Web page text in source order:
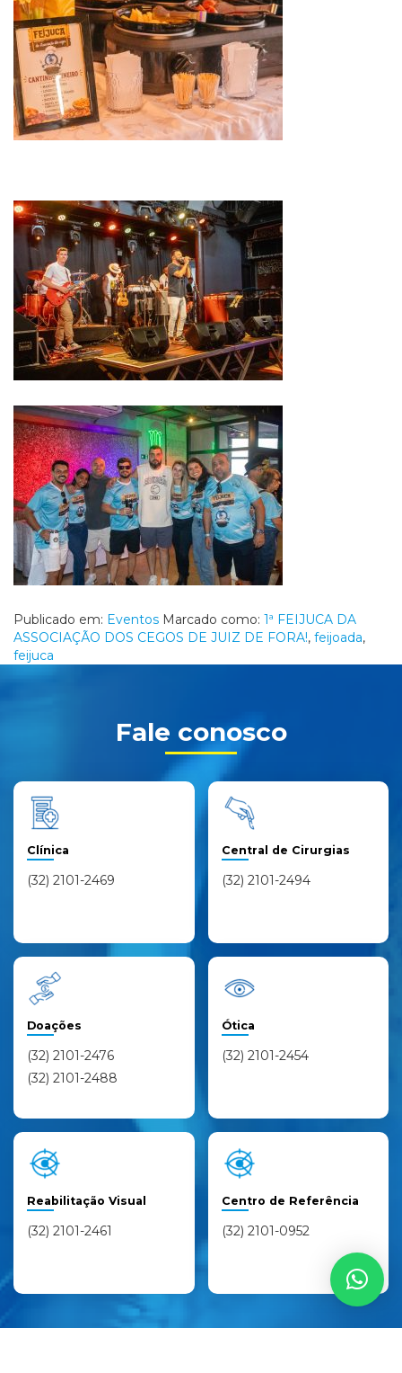
Publicado em: Eventos Marcado como: 1ª FEIJUCA DA
ASSOCIAÇÃO DOS CEGOS DE JUIZ DE FORA!, feijoada,
feijuca
Fale conosco
Clínica
(32) 2101-2469
Central de Cirurgias
(32) 2101-2494
Doações
(32) 2101-2476
(32) 2101-2488
Ótica
(32) 2101-2454
Reabilitação Visual
(32) 2101-2461
Centro de Referência
(32) 2101-0952